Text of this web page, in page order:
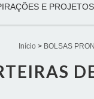
E PROJETOS
Início > BOLSAS